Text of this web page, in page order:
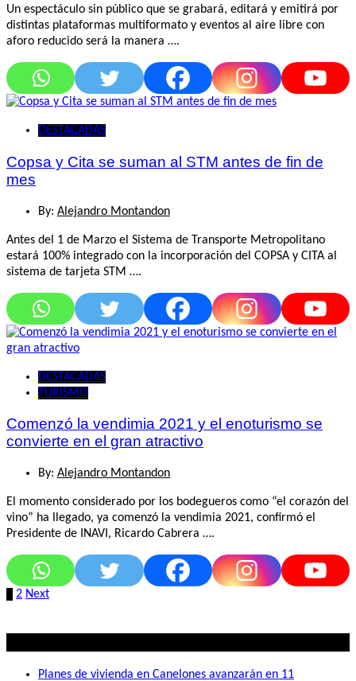
Un espectáculo sin público que se grabará, editará y emitirá por
distintas plataformas multiformato y eventos al aire libre con
aforo reducido será la manera ….
DESTACADAS
Copsa y Cita se suman al STM antes de fin de
mes
By: Alejandro Montandon
Antes del 1 de Marzo el Sistema de Transporte Metropolitano
estará 100% integrado con la incorporación del COPSA y CITA al
sistema de tarjeta STM ….
DESTACADAS
TURISMO
Comenzó la vendimia 2021 y el enoturismo se
convierte en el gran atractivo
By: Alejandro Montandon
El momento considerado por los bodegueros como “el corazón del
vino” ha llegado, ya comenzó la vendimia 2021, confirmó el
Presidente de INAVI, Ricardo Cabrera ….
Paginación
2 Next
Planes de vivienda en Canelones avanzarán en 11